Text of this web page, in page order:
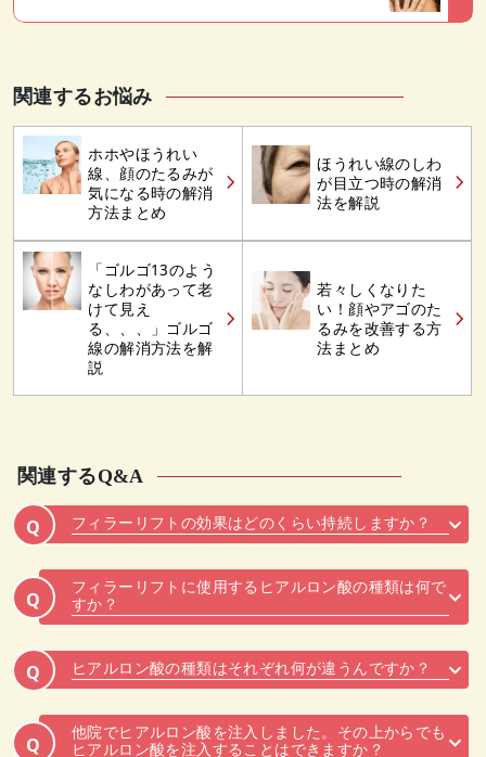
関連するお悩み
ホホやほうれい
線、顔のたるみが
気になる時の解消
方法まとめ
ほうれい線のしわ
が目立つ時の解消
法を解説
「ゴルゴ13のよう
なしわがあって老
けて見え
る、、、」ゴルゴ
線の解消方法を解
説
若々しくなりた
い！顔やアゴのた
るみを改善する方
法まとめ
関連するQ&A
Q フィラーリフトの効果はどのくらい持続しますか？
Q
フィラーリフトに使用するヒアルロン酸の種類は何で
すか？
Q ヒアルロン酸の種類はそれぞれ何が違うんですか？
Q
他院でヒアルロン酸を注入しました。その上からでも
ヒアルロン酸を注入することはできますか？